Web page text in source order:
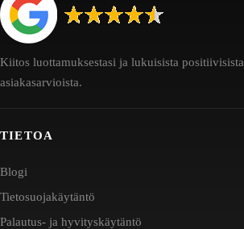
Kiitos luottamuksestasi ja lukuisista positiivisista
asiakasarvioista.
TIETOA
Blogi
Tietosuojakäytäntö
Palautus- ja hyvityskäytäntö